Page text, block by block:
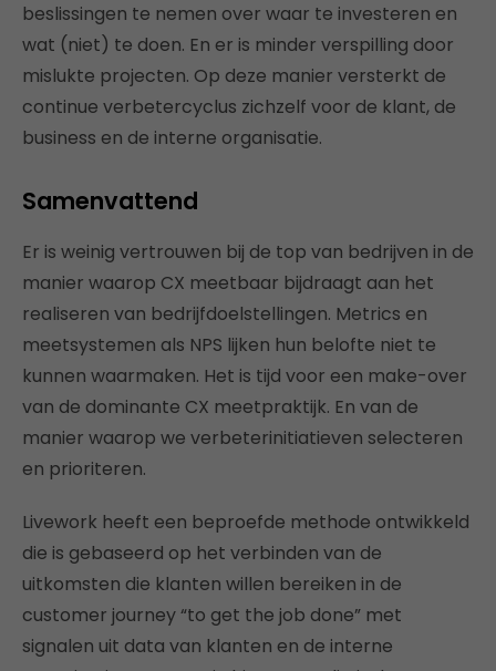
beslissingen te nemen over waar te investeren en
wat (niet) te doen. En er is minder verspilling door
mislukte projecten. Op deze manier versterkt de
continue verbetercyclus zichzelf voor de klant, de
business en de interne organisatie.
Samenvattend
Er is weinig vertrouwen bij de top van bedrijven in de
manier waarop CX meetbaar bijdraagt aan het
realiseren van bedrijfdoelstellingen. Metrics en
meetsystemen als NPS lijken hun belofte niet te
kunnen waarmaken. Het is tijd voor een make-over
van de dominante CX meetpraktijk. En van de
manier waarop we verbeterinitiatieven selecteren
en prioriteren.
Livework heeft een beproefde methode ontwikkeld
die is gebaseerd op het verbinden van de
uitkomsten die klanten willen bereiken in de
customer journey “to get the job done” met
signalen uit data van klanten en de interne